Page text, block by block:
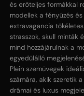
és erőteljes formákkal
modellek a fényűzés
extravagancia
strasszok, skull minták
mind hozzájárulnak a
egyedülálló
Plein szemüvegek
számára, akik szeretik
drámai és luxus